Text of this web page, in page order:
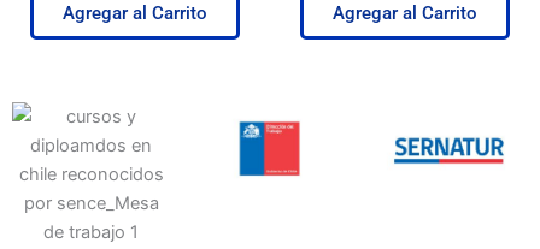
Agregar al Carrito Agregar al Carrito